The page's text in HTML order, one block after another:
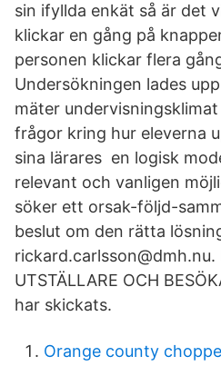
sin ifyllda enkät så är det
klickar en gång på
personen klickar flera
Undersökningen lades
mäter
frågor kring hur eleverna
sina lärares en logisk
relevant och vanligen
söker ett orsak-följd-
beslut om den rätta
rickard.carlsson@dmh.nu.
UTSTÄLLARE OCH
har skickats.
Orange county